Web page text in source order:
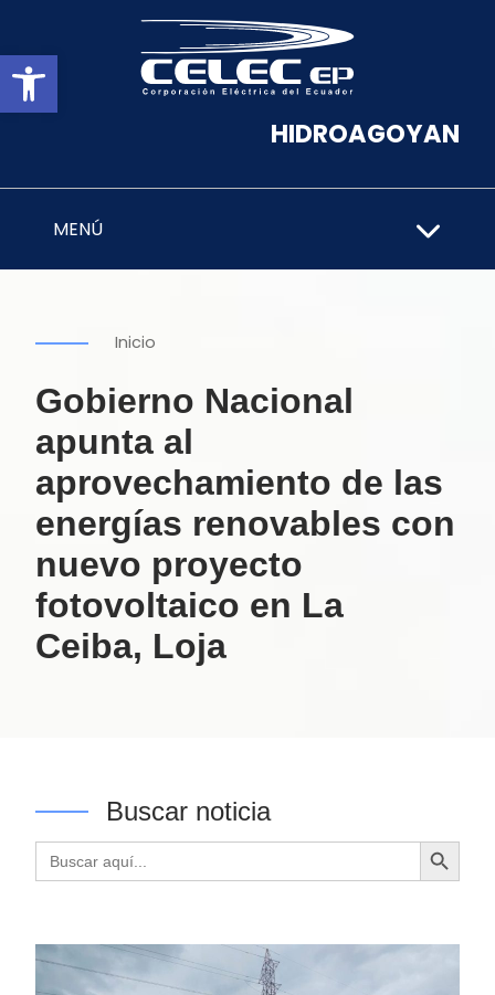
Abrir barra de herramientas
HIDROAGOYAN
MENÚ
Inicio
Gobierno Nacional
apunta al
aprovechamiento de las
energías renovables con
nuevo proyecto
fotovoltaico en La
Ceiba, Loja
Buscar noticia
Buscar: Botón de búsqueda